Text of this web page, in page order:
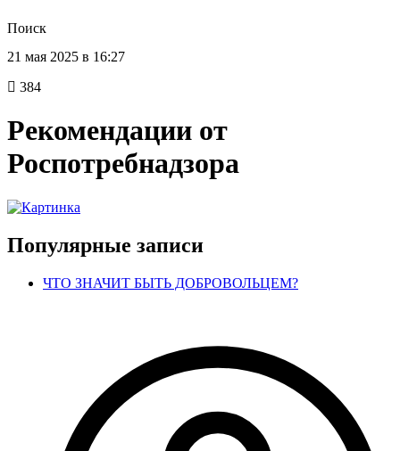
Поиск
21 мая 2025 в 16:27
384
Рекомендации от
Роспотребнадзора
Популярные записи
ЧТО ЗНАЧИТ БЫТЬ ДОБРОВОЛЬЦЕМ?